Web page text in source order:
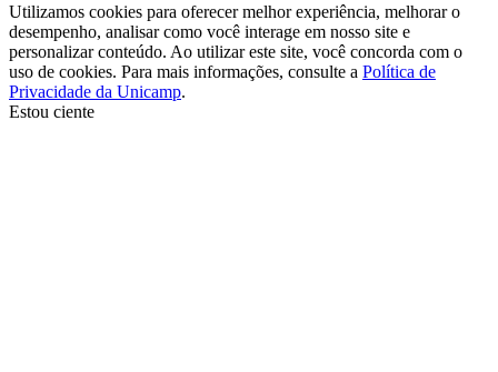
Utilizamos cookies para oferecer melhor experiência, melhorar o
desempenho, analisar como você interage em nosso site e
personalizar conteúdo. Ao utilizar este site, você concorda com o
uso de cookies. Para mais informações, consulte a Política de
Privacidade da Unicamp.
Estou ciente